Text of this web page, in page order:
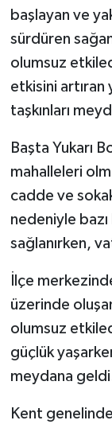
başlayan ve
sürdüren
olumsuz
etkisini
taşkınları
Başta Yukarı
mahalleleri
cadde ve
nedeniyle
sağlanırken,
İlçe
üzerinde
olumsuz
güçlük
meydana
Kent